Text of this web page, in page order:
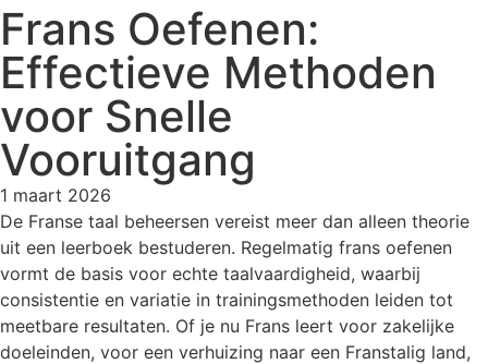
Frans Oefenen:
Effectieve Methoden
voor Snelle
Vooruitgang
1 maart 2026
De Franse taal beheersen vereist meer dan alleen theorie
uit een leerboek bestuderen. Regelmatig frans oefenen
vormt de basis voor echte taalvaardigheid, waarbij
consistentie en variatie in trainingsmethoden leiden tot
meetbare resultaten. Of je nu Frans leert voor zakelijke
doeleinden, voor een verhuizing naar een Franstalig land,